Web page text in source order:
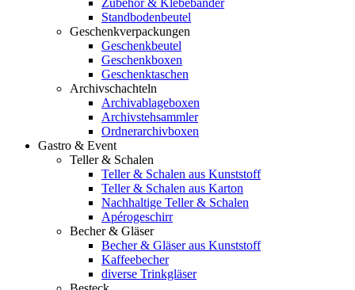
Zubehör & Klebebänder
Standbodenbeutel
Geschenkverpackungen
Geschenkbeutel
Geschenkboxen
Geschenktaschen
Archivschachteln
Archivablageboxen
Archivstehsammler
Ordnerarchivboxen
Gastro & Event
Teller & Schalen
Teller & Schalen aus Kunststoff
Teller & Schalen aus Karton
Nachhaltige Teller & Schalen
Apérogeschirr
Becher & Gläser
Becher & Gläser aus Kunststoff
Kaffeebecher
diverse Trinkgläser